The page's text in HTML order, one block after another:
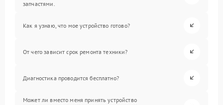
запчастями.
Как я узнаю, что мое устройство готово?
От чего зависит срок ремонта техники?
Диагностика проводится бесплатно?
Может ли вместо меня принять устройство